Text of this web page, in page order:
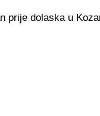
prije dolaska u